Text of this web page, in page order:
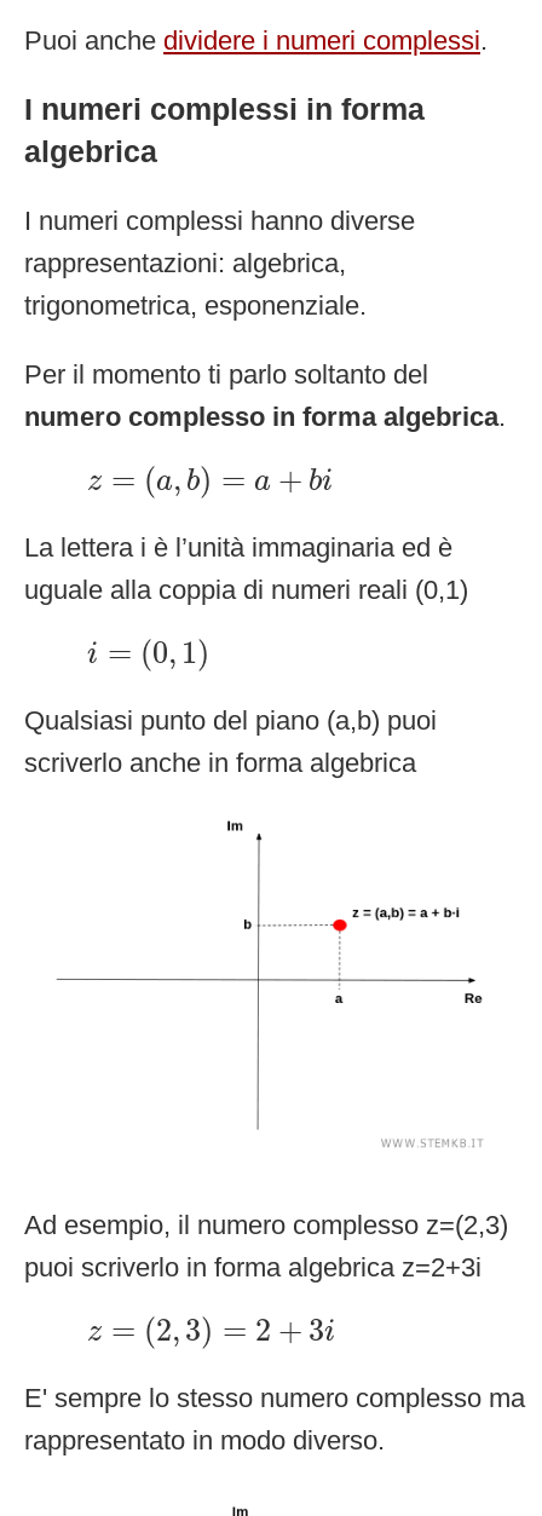
Puoi anche dividere i numeri complessi.
I numeri complessi in forma
algebrica
I numeri complessi hanno diverse
rappresentazioni: algebrica,
trigonometrica, esponenziale.
Per il momento ti parlo soltanto del
numero complesso in forma algebrica.
z = (a, b) = a + bi
= ,b bi
La lettera i è l’unità immaginaria ed è
uguale alla coppia di numeri reali (0,1)
i = (0, 1)
0,1 )
Qualsiasi punto del piano (a,b) puoi
scriverlo anche in forma algebrica
Ad esempio, il numero complesso z=(2,3)
puoi scriverlo in forma algebrica z=2+3i
z = (2,3) = 2 + 3i
=(2 ,3 2+ 3
E' sempre lo stesso numero complesso ma
rappresentato in modo diverso.